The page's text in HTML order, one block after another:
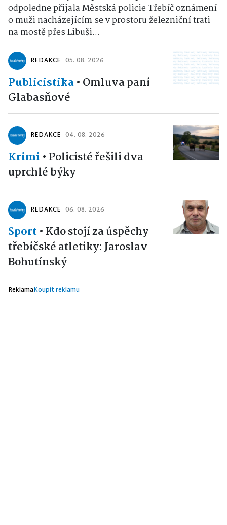
odpoledne přijala Městská policie Třebíč oznámení
o muži nacházejícím se v prostoru železniční trati
na mostě přes Libuši...
REDAKCE 05. 08. 2026
Publicistika• Omluva paní
Glabasňové
REDAKCE 04. 08. 2026
Krimi • Policisté řešili dva
uprchlé býky
REDAKCE 06. 08. 2026
Sport • Kdo stojí za úspěchy
třebíčské atletiky: Jaroslav
Bohutínský
ReklamaKoupit reklamu